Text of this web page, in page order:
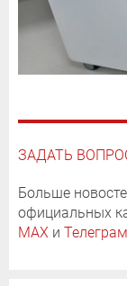
ЗАДАТЬ
Больше
официальных
MAX и Телеграм